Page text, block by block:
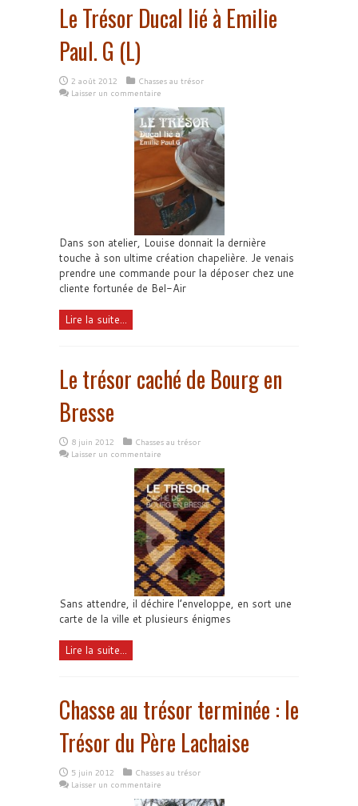
Le Trésor Ducal lié à Emilie
Paul. G (L)
2 août 2012
Chasses au trésor
Laisser un commentaire
Dans son atelier, Louise donnait la dernière
touche à son ultime création chapelière. Je venais
prendre une commande pour la déposer chez une
cliente fortunée de Bel-Air
Lire la suite...
Le trésor caché de Bourg en
Bresse
8 juin 2012
Chasses au trésor
Laisser un commentaire
Sans attendre, il déchire l’enveloppe, en sort une
carte de la ville et plusieurs énigmes
Lire la suite...
Chasse au trésor terminée : le
Trésor du Père Lachaise
5 juin 2012
Chasses au trésor
Laisser un commentaire